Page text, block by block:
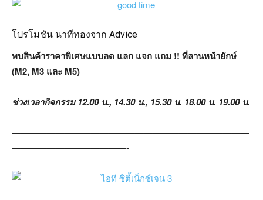
โปรโมชัน นาทีทองจาก Advice
พบสินค้าราคาพิเศษแบบลด แลก แจก แถม !! ที่ลานหน้ายักษ์
(M2, M3 และ M5)
ช่วงเวลากิจกรรม 12.00 น., 14.30 น., 15.30 น. 18.00 น. 19.00 น.
———————————————————————————
—————————————-